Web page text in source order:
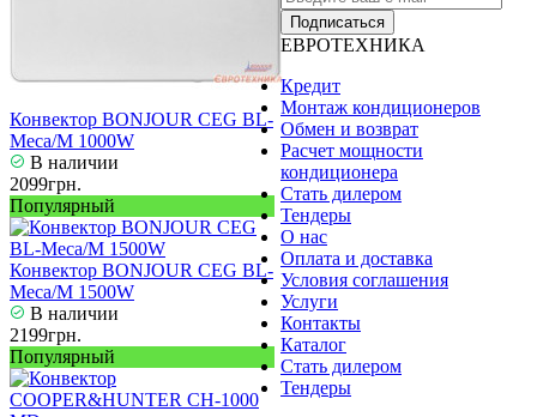
Конвектор BONJOUR CEG BL-
Meca/M 1000W
В наличии
2099грн.
Популярный
Конвектор BONJOUR CEG BL-
Meca/M 1500W
В наличии
2199грн.
Популярный
Подписаться
ЕВРОТЕХНИКА
Кредит
Монтаж кондиционеров
Обмен и возврат
Расчет мощности
кондиционера
Стать дилером
Тендеры
О нас
Оплата и доставка
Условия соглашения
Услуги
Контакты
Каталог
Стать дилером
Тендеры